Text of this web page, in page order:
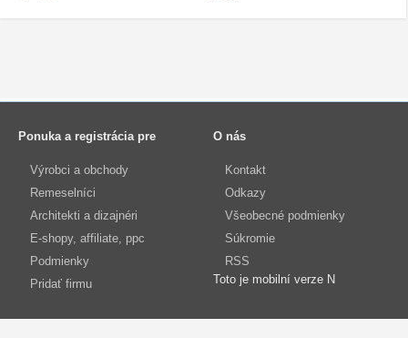
Ponuka a registrácia pre
Výrobci a obchody
Remeselníci
Architekti a dizajnéri
E-shopy, affiliate, ppc
Podmienky
Pridať firmu
O nás
Kontakt
Odkazy
Všeobecné podmienky
Súkromie
RSS
Toto je mobilní verze N